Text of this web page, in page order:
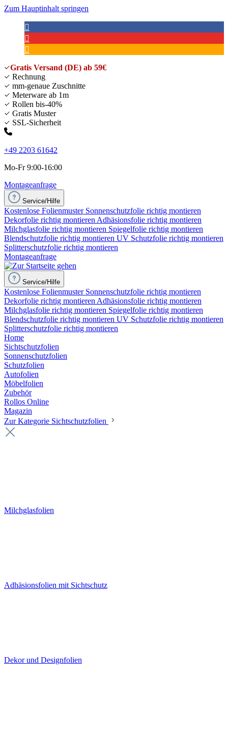
Zum Hauptinhalt springen
Gratis Versand (DE) ab 59€
Rechnung
mm-genaue Zuschnitte
Meterware ab 1m
Rollen bis-40%
Gratis Muster
SSL-Sicherheit
+49 2203 61642
Mo-Fr 9:00-16:00
Montageanfrage
Service/Hilfe
Kostenlose Folienmuster Sonnenschutzfolie richtig montieren
Dekorfolie richtig montieren Adhäsionsfolie richtig montieren
Milchglasfolie richtig montieren Spiegelfolie richtig montieren
Blendschutzfolie richtig montieren UV Schutzfolie richtig montieren
Splitterschutzfolie richtig montieren
Montageanfrage
Service/Hilfe
Kostenlose Folienmuster Sonnenschutzfolie richtig montieren
Dekorfolie richtig montieren Adhäsionsfolie richtig montieren
Milchglasfolie richtig montieren Spiegelfolie richtig montieren
Blendschutzfolie richtig montieren UV Schutzfolie richtig montieren
Splitterschutzfolie richtig montieren
Home
Sichtschutzfolien
Sonnenschutzfolien
Schutzfolien
Autofolien
Möbelfolien
Zubehör
Rollos Online
Magazin
Zur Kategorie Sichtschutzfolien
Milchglasfolien
Adhäsionsfolien mit Sichtschutz
Dekor und Designfolien